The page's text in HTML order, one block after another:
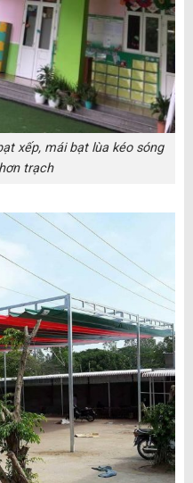
xếp, mái bạt lùa kéo sóng
trạch